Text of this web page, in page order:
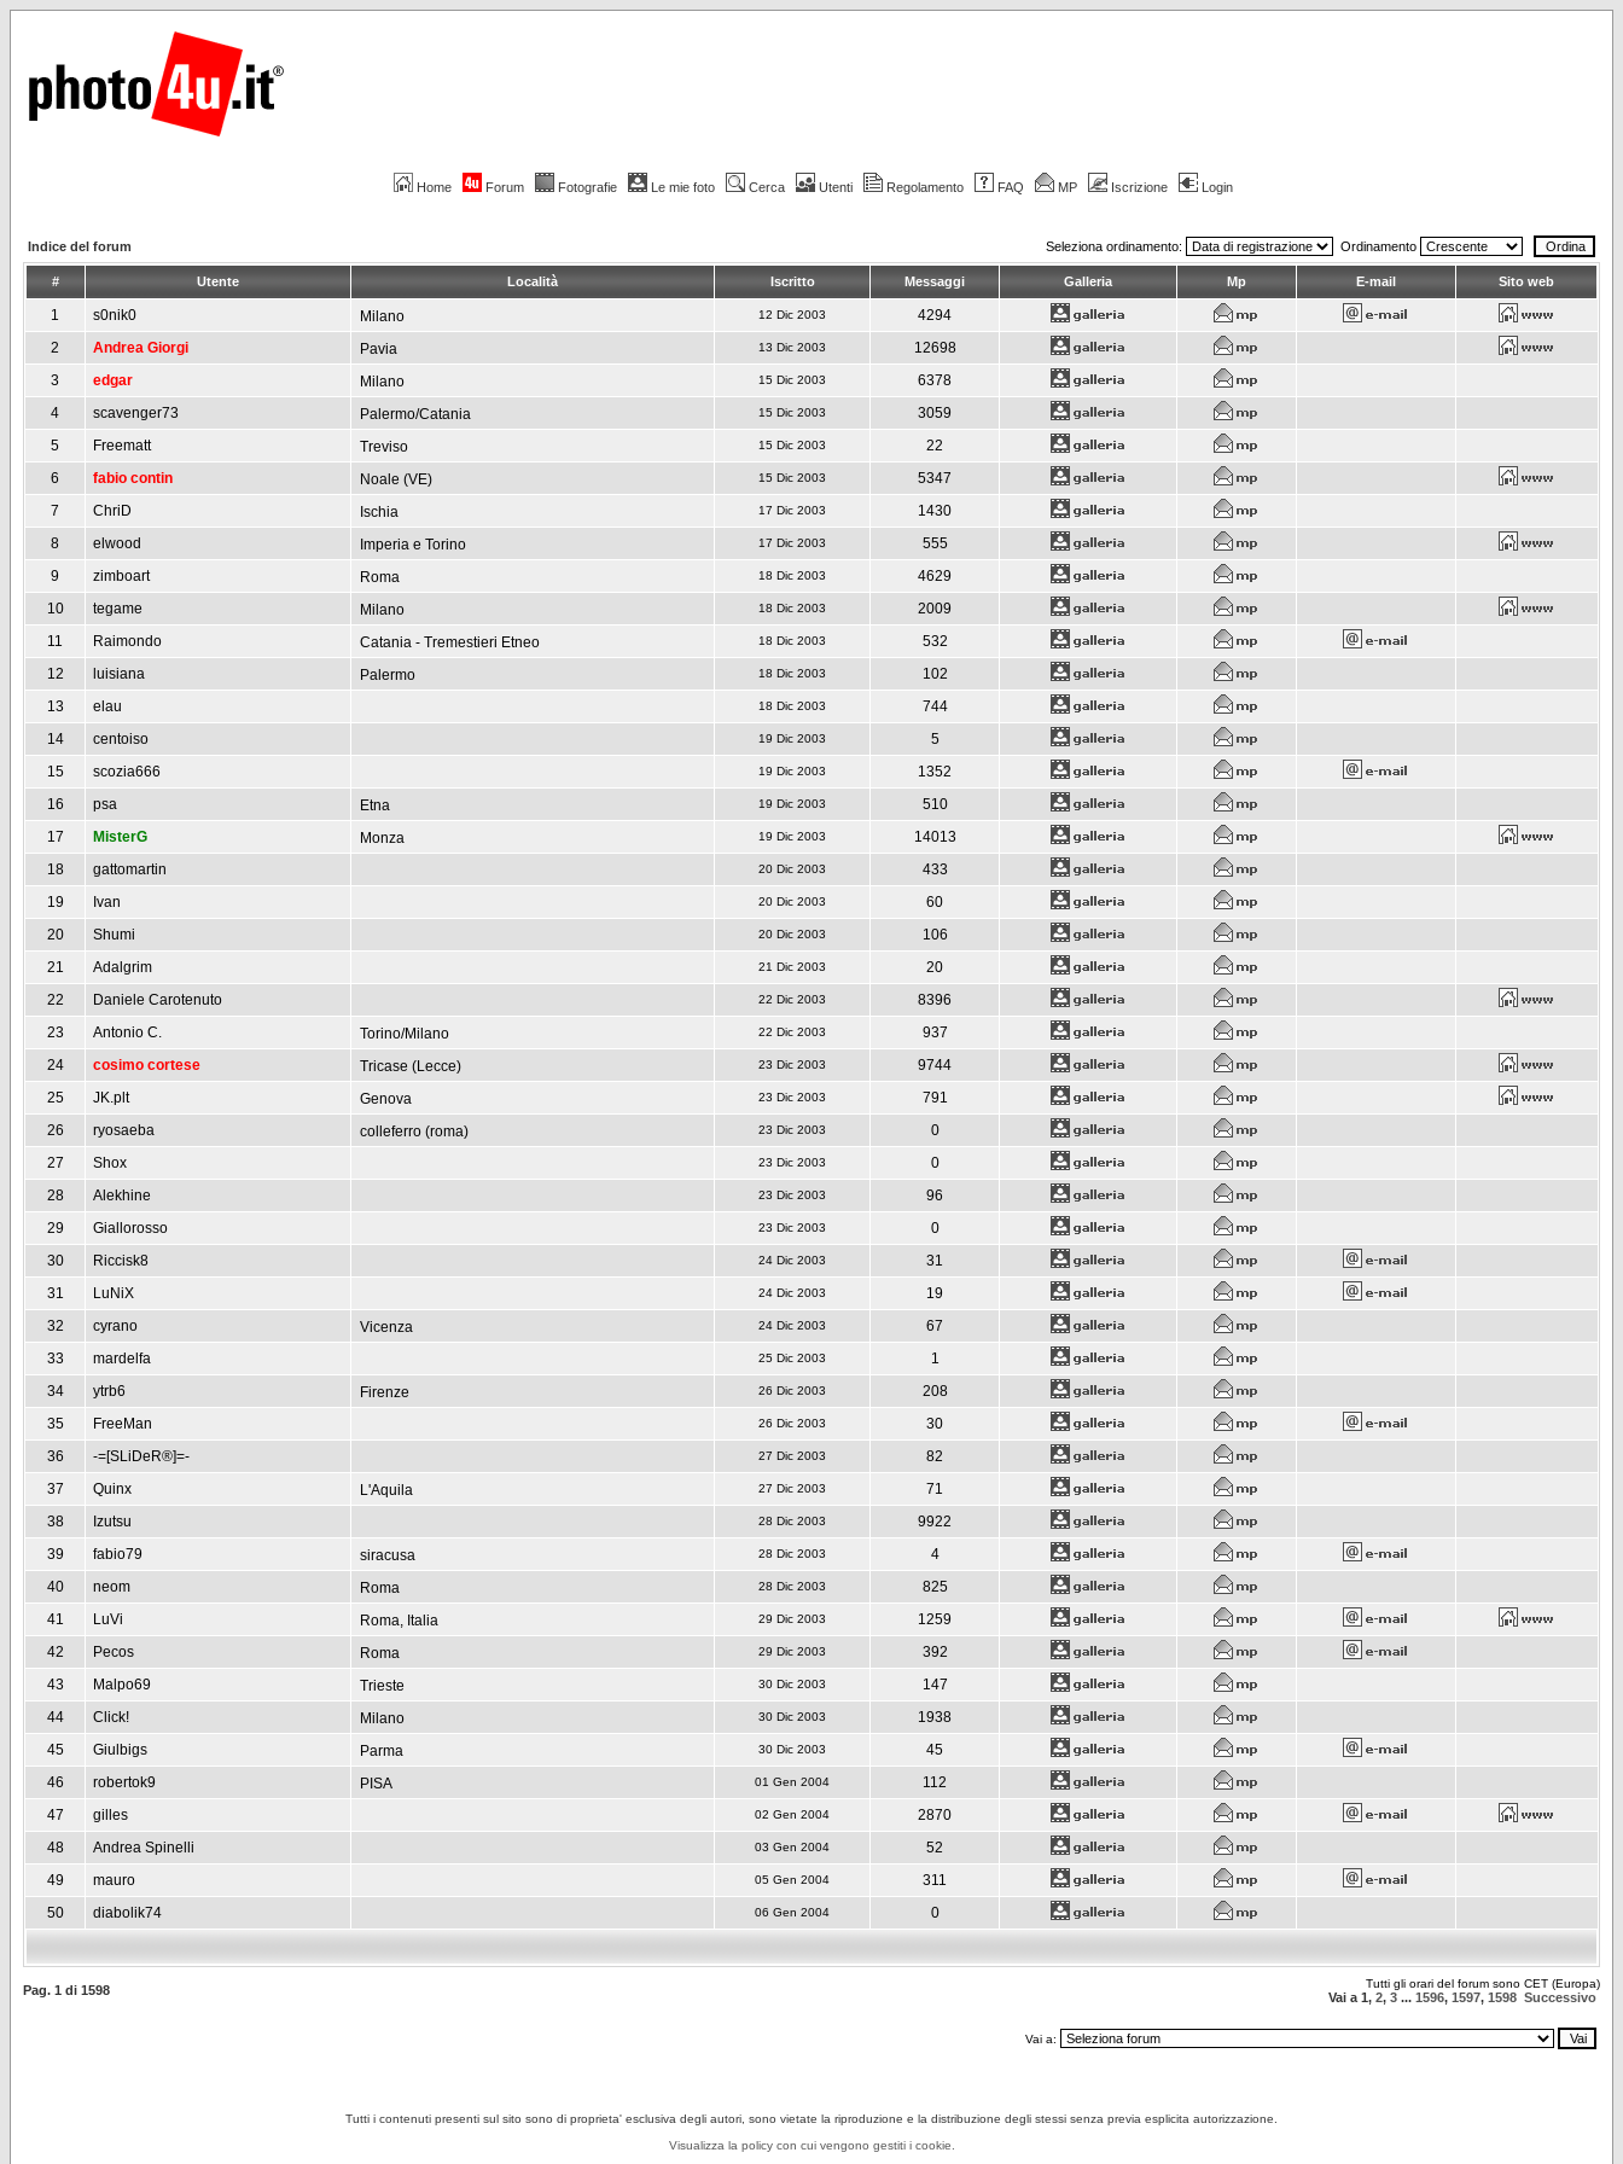
Home Forum Fotografie Le mie foto Cerca Utenti Regolamento FAQ MP Iscrizione Login
Indice del forum Seleziona ordinamento: Ordinamento
# Utente Località Iscritto Messaggi Galleria Mp E-mail Sito web
1 s0nik0 Milano 12 Dic 2003
4294
2
Andrea Giorgi Pavia 13 Dic 2003
12698
3
edgar Milano 15 Dic 2003
6378
4
scavenger73 Palermo/Catania 15 Dic 2003
3059
5
Freematt Treviso 15 Dic 2003
22
6
fabio contin Noale (VE) 15 Dic 2003
5347
7
ChriD Ischia 17 Dic 2003
1430
8
elwood Imperia e Torino 17 Dic 2003
555
9
zimboart Roma 18 Dic 2003
4629
10
tegame Milano 18 Dic 2003
2009
11
Raimondo Catania - Tremestieri Etneo 18 Dic 2003
532
12
luisiana Palermo 18 Dic 2003
102
13
elau 18 Dic 2003
744
14
centoiso 19 Dic 2003
5
15
scozia666 19 Dic 2003
1352
16
psa Etna 19 Dic 2003
510
17
MisterG Monza 19 Dic 2003
14013
18
gattomartin 20 Dic 2003
433
19
Ivan 20 Dic 2003
60
20
Shumi 20 Dic 2003
106
21
Adalgrim 21 Dic 2003
20
22
Daniele Carotenuto 22 Dic 2003
8396
23
Antonio C. Torino/Milano 22 Dic 2003
937
24
cosimo cortese Tricase (Lecce) 23 Dic 2003
9744
25
JK.plt Genova 23 Dic 2003
791
26
ryosaeba colleferro (roma) 23 Dic 2003
0
27
Shox 23 Dic 2003
0
28
Alekhine 23 Dic 2003
96
29
Giallorosso 23 Dic 2003
0
30
Riccisk8 24 Dic 2003
31
31
LuNiX 24 Dic 2003
19
32
cyrano Vicenza 24 Dic 2003
67
33
mardelfa 25 Dic 2003
1
34
ytrb6 Firenze 26 Dic 2003
208
35
FreeMan 26 Dic 2003
30
36
-=[SLiDeR®]=- 27 Dic 2003
82
37
Quinx L'Aquila 27 Dic 2003
71
38
Izutsu 28 Dic 2003
9922
39
fabio79 siracusa 28 Dic 2003
4
40
neom Roma 28 Dic 2003
825
41
LuVi Roma, Italia 29 Dic 2003
1259
42
Pecos Roma 29 Dic 2003
392
43
Malpo69 Trieste 30 Dic 2003
147
44
Click! Milano 30 Dic 2003
1938
45
Giulbigs Parma 30 Dic 2003
45
46
robertok9 PISA 01 Gen 2004
112
47
gilles 02 Gen 2004
2870
48
Andrea Spinelli 03 Gen 2004
52
49
mauro 05 Gen 2004
311
50
diabolik74 06 Gen 2004 0
Pag. 1 di 1598 Tutti gli orari del forum sono CET (Europa)
Vai a 1, 2, 3 ... 1596, 1597, 1598 Successivo
Vai a:
Tutti i contenuti presenti sul sito sono di proprieta' esclusiva degli autori, sono vietate la riproduzione e la distribuzione degli stessi senza previa esplicita autorizzazione.
Visualizza la policy con cui vengono gestiti i cookie.